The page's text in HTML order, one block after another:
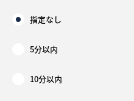
指定なし
5分以内
10分以内